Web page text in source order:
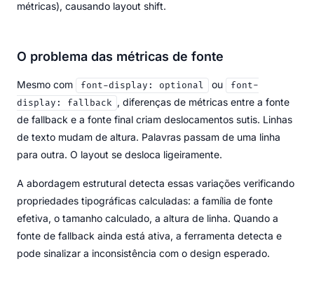
métricas), causando layout shift.
O problema das métricas de fonte
Mesmo com font-display: optional ou
font-
display: fallback , diferenças de métricas entre a fonte
de fallback e a fonte final criam deslocamentos sutis. Linhas
de texto mudam de altura. Palavras passam de uma linha
para outra. O layout se desloca ligeiramente.
A abordagem estrutural detecta essas variações verificando
propriedades tipográficas calculadas: a família de fonte
efetiva, o tamanho calculado, a altura de linha. Quando a
fonte de fallback ainda está ativa, a ferramenta detecta e
pode sinalizar a inconsistência com o design esperado.